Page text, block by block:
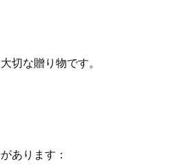
切な贈り物です。
あります：